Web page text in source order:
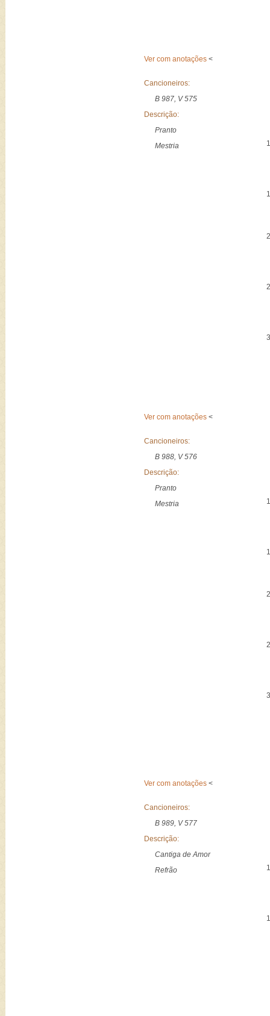
Ver com anotações <
Cancioneiros:
B 987, V 575
Descrição:
Pranto
Mestria
Ver com anotações <
Cancioneiros:
B 988, V 576
Descrição:
Pranto
Mestria
Ver com anotações <
Cancioneiros:
B 989, V 577
Descrição:
Cantiga de Amor
Refrão